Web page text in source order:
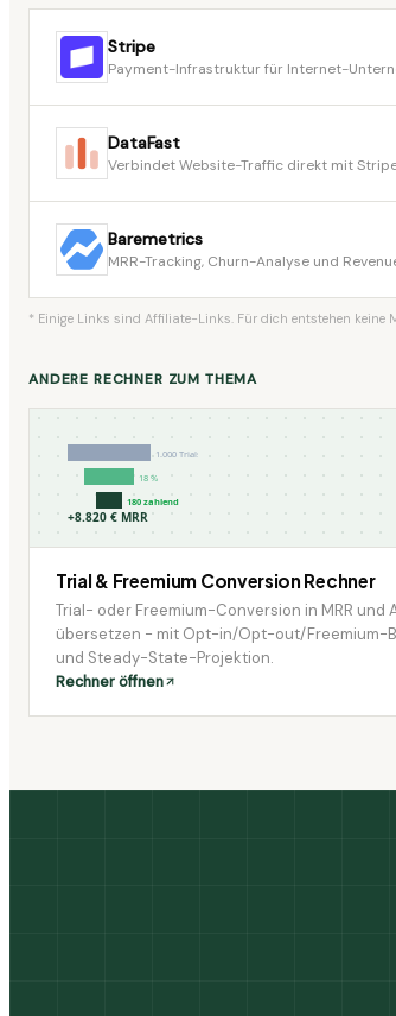
Stripe
Payment-Infrastruktur für Internet-
DataFast
Verbindet Website-Traffic direkt mit
Baremetrics
MRR-Tracking, Churn-Analyse und
* Einige Links sind Affiliate-Links. Für dich entstehen keine
ANDERE RECHNER ZUM THEMA
1.000 Trials
18 %
180 zahlend
+8.820 € MRR
Trial & Freemium Conversion Rechner
Trial- oder Freemium-Conversion in MRR und
übersetzen - mit Opt-in/Opt-out/Freemium-
und Steady-State-Projektion.
Rechner öffnen